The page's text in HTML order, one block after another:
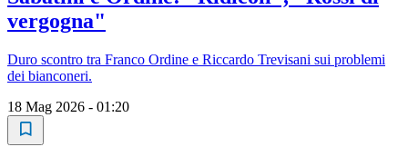
vergogna"
Duro scontro tra Franco Ordine e Riccardo Trevisani sui problemi
dei bianconeri.
18 Mag 2026 - 01:20